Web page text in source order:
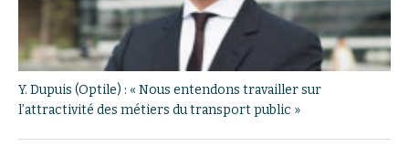
Y. Dupuis (Optile) : « Nous entendons travailler sur
l’attractivité des métiers du transport public »